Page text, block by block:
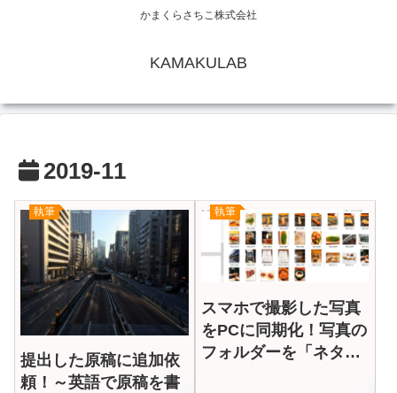
かまくらさちこ株式会社
KAMAKULAB
2019-11
執筆
提出した原稿に追加依
頼！～英語で原稿を書
執筆
スマホで撮影した写真
をPCに同期化！写真の
フォルダーを「ネタ